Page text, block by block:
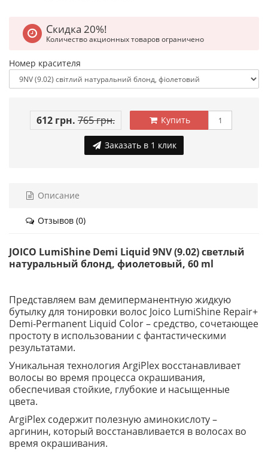
Скидка 20%!
Количество акционных товаров ограничено
Номер красителя
612 грн. 765 грн. Купить
Заказать в 1 клик
Описание
Отзывов (0)
JOICO LumiShine Demi Liquid 9NV (9.02) светлый
натуральный блонд, фиолетовый, 60 ml
Представляем вам демиперманентную жидкую
бутылку для тонировки волос Joico LumiShine Repair+
Demi-Permanent Liquid Color – средство, сочетающее
простоту в использовании с фантастическими
результатами.
Уникальная технология ArgiPlex восстанавливает
волосы во время процесса окрашивания,
обеспечивая стойкие, глубокие и насыщенные
цвета.
ArgiPlex содержит полезную аминокислоту –
аргинин, который восстанавливается в волосах во
время окрашивания.